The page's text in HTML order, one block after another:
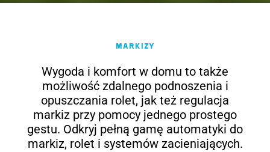
Markizy
Wygoda i komfort w domu to także
możliwość zdalnego podnoszenia i
opuszczania rolet, jak też regulacja
markiz przy pomocy jednego prostego
gestu. Odkryj pełną gamę automatyki do
markiz, rolet i systemów zacieniających.